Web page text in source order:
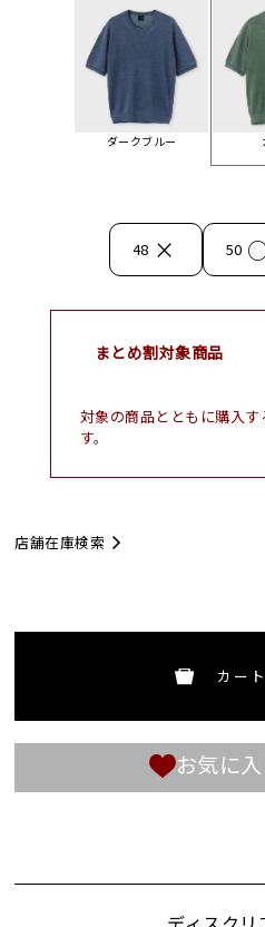
ダークブルー
48 × 50
まとめ割対象商品
対象の商品とともに購入
す。
店舗在庫検索
カー
お気に